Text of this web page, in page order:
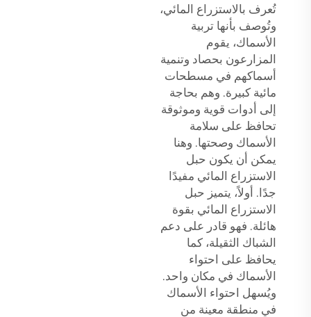
تُعرف بالاستزراع المائي،
وتُوصف بأنها تربية
الأسماك، يقوم
المزارعون بحصاد وتنمية
أسماكهم في مسطحات
مائية كبيرة. وهم بحاجة
إلى أدوات قوية وموثوقة
تحافظ على سلامة
الأسماك وصحتها. وهنا
يمكن أن يكون حبل
الاستزراع المائي مفيدًا
جدًا. أولاً، يتميز حبل
الاستزراع المائي بقوة
هائلة. فهو قادر على دعم
الشباك الثقيلة، كما
يحافظ على احتواء
الأسماك في مكان واحد.
ويُسهل احتواء الأسماك
في منطقة معينة من